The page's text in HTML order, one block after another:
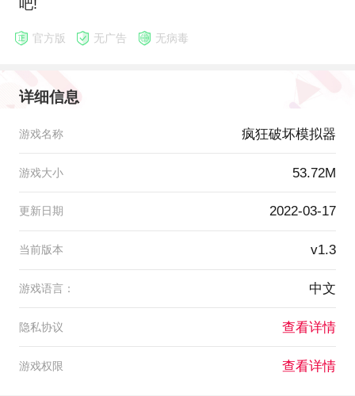
吧!
官方版 无广告 无病毒
详细信息
游戏名称 疯狂破坏模拟器
游戏大小 53.72M
更新日期 2022-03-17
当前版本 v1.3
游戏语言： 中文
隐私协议 查看详情
游戏权限 查看详情